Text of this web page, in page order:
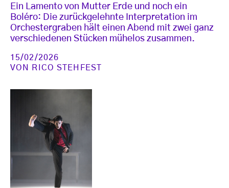
Ein Lamento von Mutter Erde und noch ein
Boléro: Die zurückgelehnte Interpretation im
Orchestergraben hält einen Abend mit zwei ganz
verschiedenen Stücken mühelos zusammen.
15/02/2026
VON
RICO STEHFEST